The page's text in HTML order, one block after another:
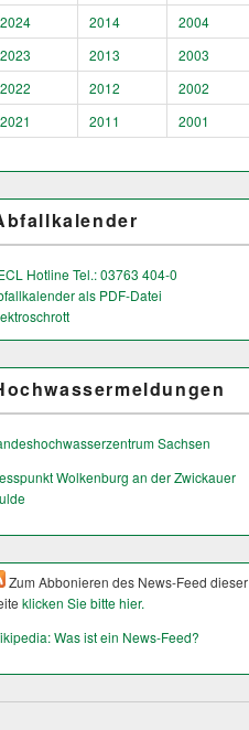
2024
2014
2004
2023
2013
2003
2022
2012
2002
2021
2011 2001
Hotline Tel.: 03763 404-0
als PDF-Datei
Sachsen
Wolkenburg an der Zwickauer
Zum Abbonieren des News-Feed dieser
klicken Sie bitte hier.
Was ist ein News-Feed?